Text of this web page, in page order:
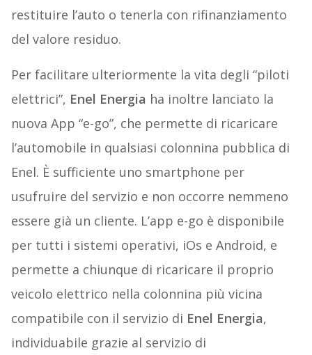
restituire l’auto o tenerla con rifinanziamento
del valore residuo.
Per facilitare ulteriormente la vita degli “piloti
elettrici”, Enel Energia ha inoltre lanciato la
nuova App “e-go”, che permette di ricaricare
l’automobile in qualsiasi colonnina pubblica di
Enel. È sufficiente uno smartphone per
usufruire del servizio e non occorre nemmeno
essere già un cliente. L’app e-go è disponibile
per tutti i sistemi operativi, iOs e Android, e
permette a chiunque di ricaricare il proprio
veicolo elettrico nella colonnina più vicina
compatibile con il servizio di Enel Energia,
individuabile grazie al servizio di